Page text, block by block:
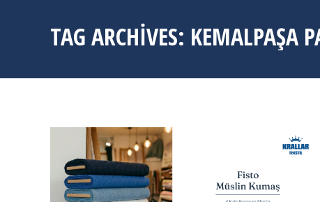
TAG ARCHIVES: KEMALPAŞA